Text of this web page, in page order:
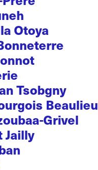
Otoya
Tsobgny
Beaulieu
Grivel
Jailly